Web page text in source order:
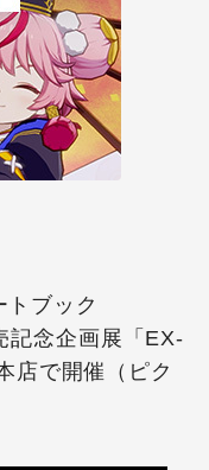
ブック
記念企画展「EX-
店で開催（ピク